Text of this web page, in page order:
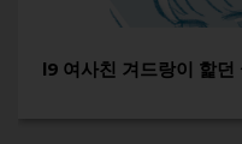
l9 여사친 겨드랑이 핥던